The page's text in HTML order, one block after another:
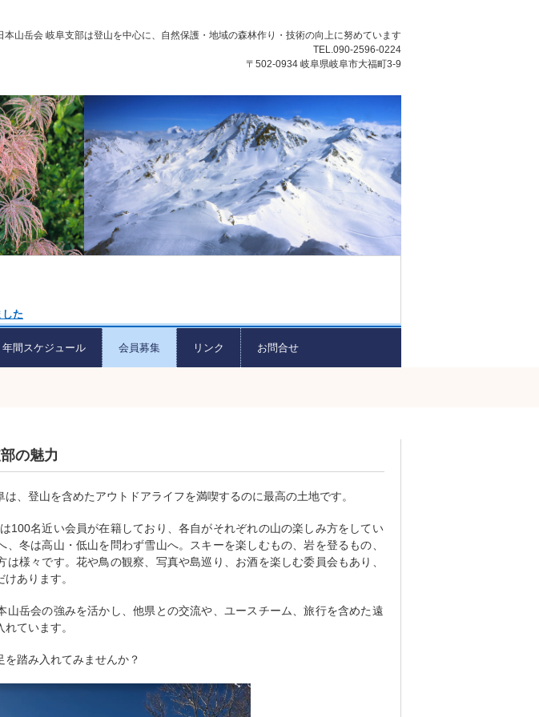
本山岳会 岐阜支部は登山を中心に、自然保護・地域の森林作り・技術の向上に努めています
TEL.090-2596-0224
〒502-0934 岐阜県岐阜市大福町3-9
た
年間スケジュール 会員募集 リンク お問合せ
の魅力
、登山を含めたアウトドアライフを満喫するのに最高の土地です。
100名近い会員が在籍しており、各自がそれぞれの山の楽しみ方をしてい
、冬は高山・低山を問わず雪山へ。スキーを楽しむもの、岩を登るもの、
は様々です。花や鳥の観察、写真や島巡り、お酒を楽しむ委員会もあり、
あります。
山岳会の強みを活かし、他県との交流や、ユースチーム、旅行を含めた遠
ています。
踏み入れてみませんか？